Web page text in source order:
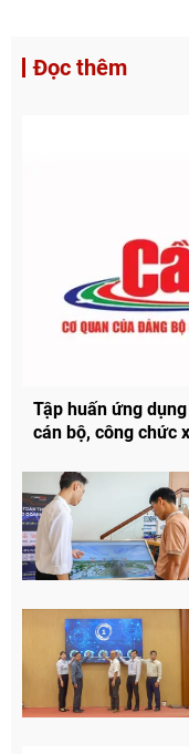
Đọc thêm
Tập huấn ứng
cán bộ, công chức